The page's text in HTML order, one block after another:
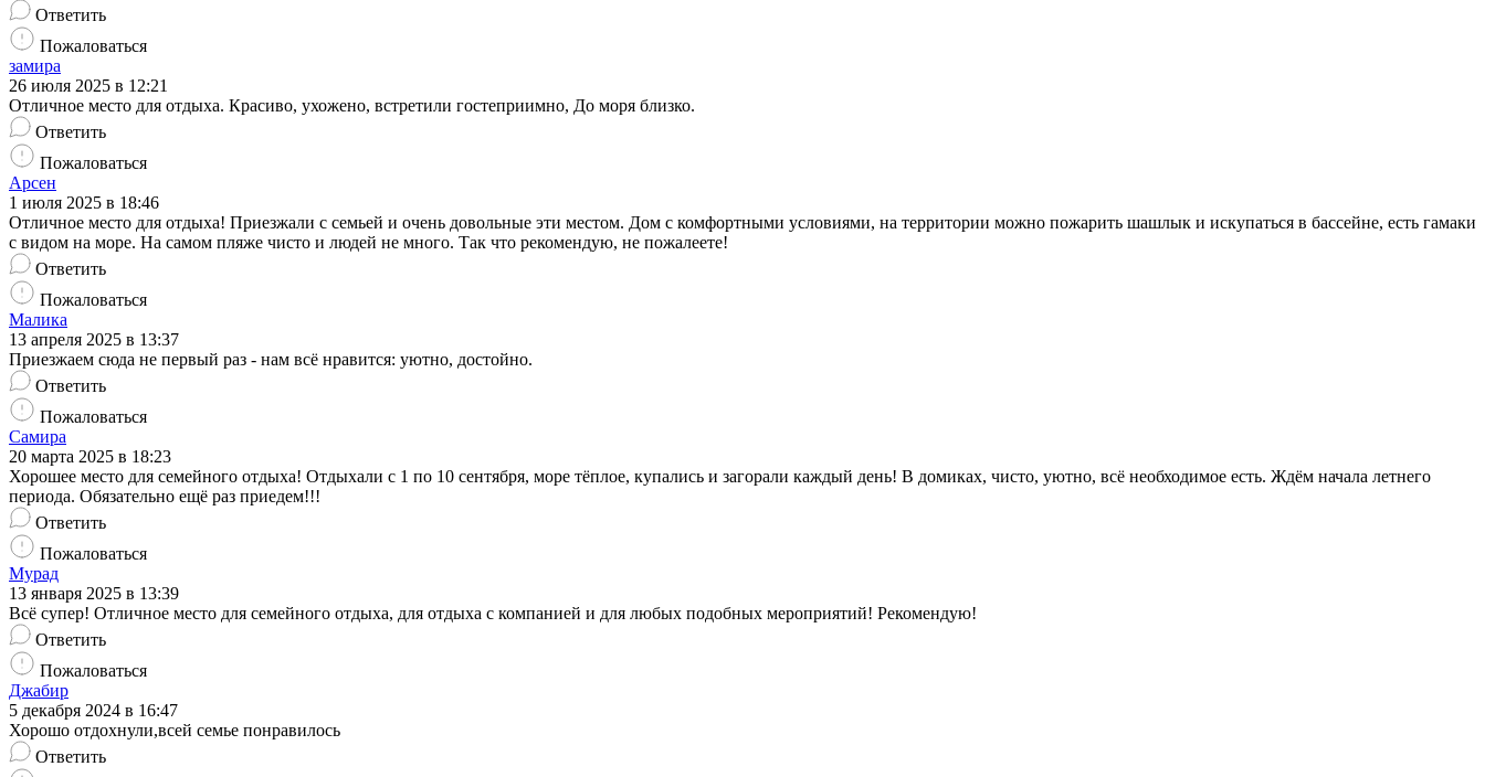
Ответить
Пожаловаться
замира
26 июля 2025 в 12:21
Отличное место для отдыха. Красиво, ухожено, встретили гостеприимно, До моря близко.
Ответить
Пожаловаться
Арсен
1 июля 2025 в 18:46
Отличное место для отдыха! Приезжали с семьей и очень довольные эти местом. Дом с комфортными условиями, на территории можно пожарить шашлык и искупаться в бассейне, есть гамаки
с видом на море. На самом пляже чисто и людей не много. Так что рекомендую, не пожалеете!
Ответить
Пожаловаться
Малика
13 апреля 2025 в 13:37
Приезжаем сюда не первый раз - нам всё нравится: уютно, достойно.
Ответить
Пожаловаться
Самира
20 марта 2025 в 18:23
Хорошее место для семейного отдыха! Отдыхали с 1 по 10 сентября, море тёплое, купались и загорали каждый день! В домиках, чисто, уютно, всё необходимое есть. Ждём начала летнего
периода. Обязательно ещё раз приедем!!!
Ответить
Пожаловаться
Мурад
13 января 2025 в 13:39
Всё супер! Отличное место для семейного отдыха, для отдыха с компанией и для любых подобных мероприятий! Рекомендую!
Ответить
Пожаловаться
Джабир
5 декабря 2024 в 16:47
Хорошо отдохнули,всей семье понравилось
Ответить